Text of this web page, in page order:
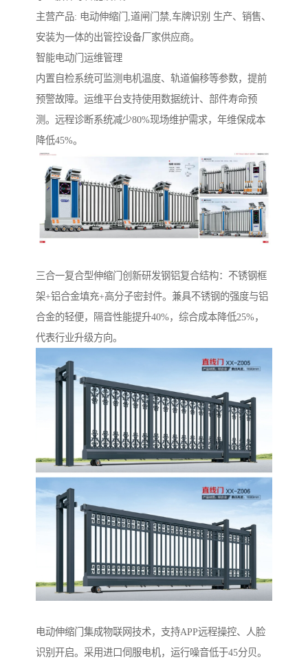
主营产品: 电动伸缩门,道闸门禁,车牌识别 生产、销售、
安装为一体的出管控设备厂家供应商。
智能电动门运维管理‌
内置自检系统可监测电机温度、轨道偏移等参数，提前
预警故障。运维平台支持使用数据统计、部件寿命预
测。远程诊断系统减少80%现场维护需求，年维保成本
降低45%。
‌三合一复合型伸缩门‌创新研发钢铝复合结构：不锈钢框
架+铝合金填充+高分子密封件。兼具不锈钢的强度与铝
合金的轻便，隔音性能提升40%，综合成本降低25%，
代表行业升级方向。
电动伸缩门集成物联网技术，支持APP远程操控、人脸
识别开启。采用进口伺服电机，运行噪音低于45分贝。